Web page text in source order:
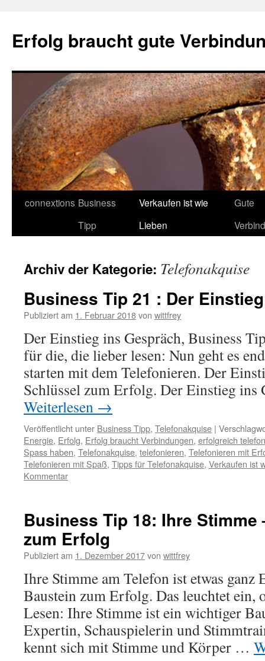
Erfolg braucht gute
Springe
connextions Business
Tipp
Verkaufen ist wie
Lieben
Gute
Archiv der Kategorie: Telefonakquise
Business Tip 21 : Der
Publiziert am 1. Februar 2018von wittfrey
Der Einstieg ins Gespräch, Business
für die, die lieber lesen: Nun geht es
starten mit dem Telefonieren. Der
Schlüssel zum Erfolg. Der Einstieg
Weiterlesen →
Veröffentlicht unter Business Tipp, Telefonakquise |
Energie, Erfolg, Erfolg braucht Verbindungen, erfolgreich
Spass haben, Telefonakquise, telefonieren, Telefonieren mit
Telefonieren mit Spaß, Tipps für Telefonakquise, Verkaufen ist
Kommentar
Business Tip 18: Ihre Stimme
zum Erfolg
Publiziert am 1. Dezember 2017von wittfrey
Ihre Stimme am Telefon ist etwas ganz
Baustein zum Erfolg. Das leuchtet ein,
Lesen: Ihre Stimme ist ein wichtiger
Expertin, Schauspielerin und
kennt sich mit Stimme und Körper …